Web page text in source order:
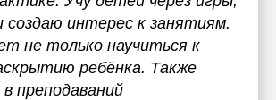
создаю интерес к занятиям.
не только научиться к
ребёнка. Также
преподаваний